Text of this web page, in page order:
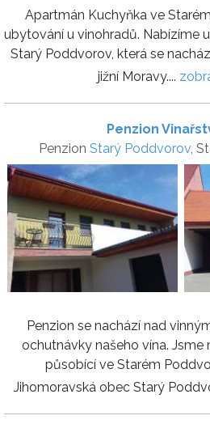
Apartmán Kuchyňka ve
ubytování u vinohradů. Nabízíme
Starý Poddvorov, která se
jižní Moravy....
Penzion
Penzion Starý Poddvorov ,
Penzion se nachází nad
ochutnávky našeho vína. Jsme
působící ve Starém
Jihomoravská obec Starý